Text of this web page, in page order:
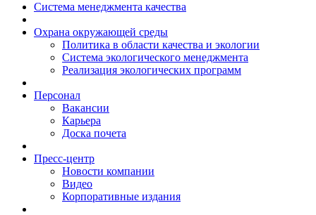
Система менеджмента качества
Охрана окружающей среды
Политика в области качества и экологии
Система экологического менеджмента
Реализация экологических программ
Персонал
Вакансии
Карьера
Доска почета
Пресс-центр
Новости компании
Видео
Корпоративные издания